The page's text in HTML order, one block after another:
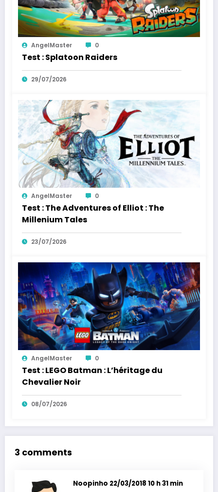
AngelMaster 0
Test : Splatoon Raiders
29/07/2026
AngelMaster 0
Test : The Adventures of Elliot : The
Millenium Tales
23/07/2026
AngelMaster 0
Test : LEGO Batman : L’héritage du
Chevalier Noir
08/07/2026
3 comments
Noopinho 22/03/2018 10 h 31 min